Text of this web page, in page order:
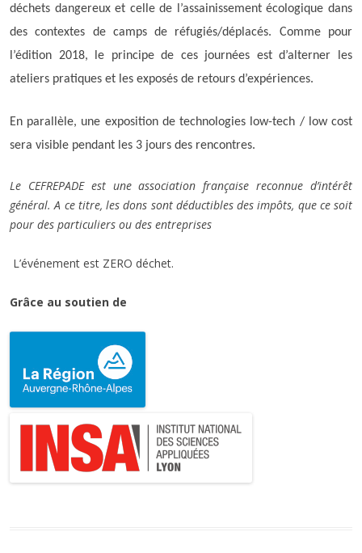
déchets dangereux et celle de l’assainissement écologique dans
des contextes de camps de réfugiés/déplacés. Comme pour
l’édition 2018, le principe de ces journées est d’alterner les
ateliers pratiques et les exposés de retours d’expériences.
En parallèle, une exposition de technologies low-tech / low cost
sera visible pendant les 3 jours des rencontres.
Le CEFREPADE est une association française reconnue d’intérêt
général. A ce titre, les dons sont déductibles des impôts, que ce soit
pour des particuliers ou des entreprises
L’événement est ZERO déchet.
Grâce au soutien de